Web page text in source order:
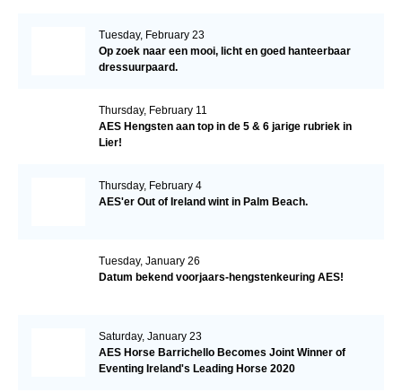
Tuesday, February 23
Op zoek naar een mooi, licht en goed hanteerbaar
dressuurpaard.
Thursday, February 11
AES Hengsten aan top in de 5 & 6 jarige rubriek in
Lier!
Thursday, February 4
AES'er Out of Ireland wint in Palm Beach.
Tuesday, January 26
Datum bekend voorjaars-hengstenkeuring AES!
Saturday, January 23
AES Horse Barrichello Becomes Joint Winner of
Eventing Ireland's Leading Horse 2020